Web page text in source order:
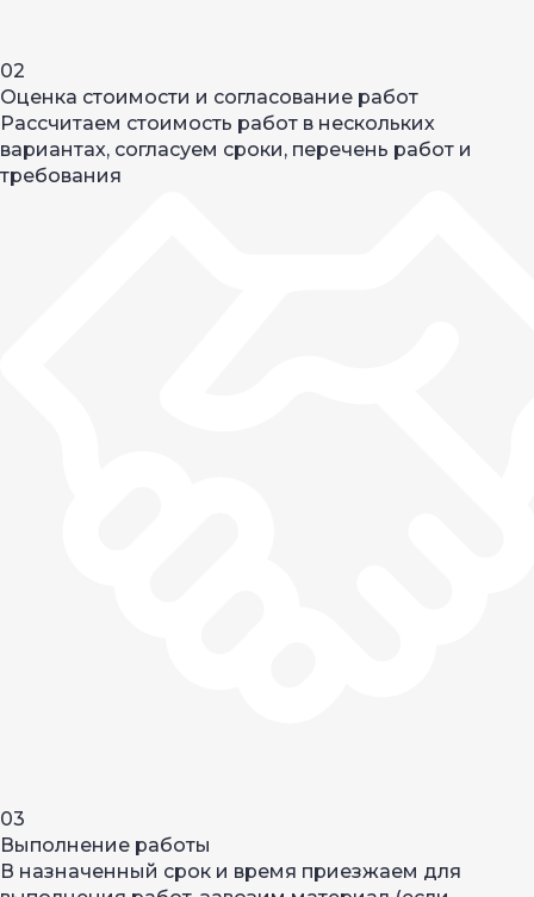
02
Оценка стоимости и согласование работ
Рассчитаем стоимость работ в нескольких
вариантах, согласуем сроки, перечень работ и
требования
03
Выполнение работы
В назначенный срок и время приезжаем для